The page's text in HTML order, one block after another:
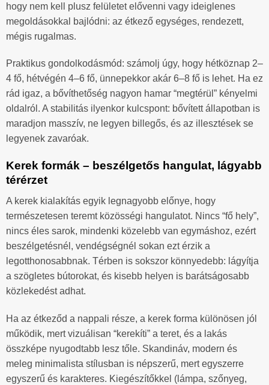
hogy nem kell plusz felületet elővenni vagy ideiglenes
megoldásokkal bajlódni: az étkező egységes, rendezett,
mégis rugalmas.
Praktikus gondolkodásmód: számolj úgy, hogy hétköznap 2–
4 fő, hétvégén 4–6 fő, ünnepekkor akár 6–8 fő is lehet. Ha ez
rád igaz, a bővíthetőség nagyon hamar “megtérül” kényelmi
oldalról. A stabilitás ilyenkor kulcspont: bővített állapotban is
maradjon masszív, ne legyen billegős, és az illesztések se
legyenek zavaróak.
Kerek formák – beszélgetős hangulat, lágyabb
térérzet
A kerek kialakítás egyik legnagyobb előnye, hogy
természetesen teremt közösségi hangulatot. Nincs “fő hely”,
nincs éles sarok, mindenki közelebb van egymáshoz, ezért
beszélgetésnél, vendégségnél sokan ezt érzik a
legotthonosabbnak. Térben is sokszor könnyedebb: lágyítja
a szögletes bútorokat, és kisebb helyen is barátságosabb
közlekedést adhat.
Ha az étkeződ a nappali része, a kerek forma különösen jól
működik, mert vizuálisan “kerekíti” a teret, és a lakás
összképe nyugodtabb lesz tőle. Skandináv, modern és
meleg minimalista stílusban is népszerű, mert egyszerre
egyszerű és karakteres. Kiegészítőkkel (lámpa, szőnyeg,